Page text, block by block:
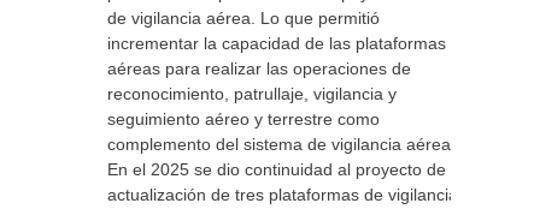
de vigilancia aérea. Lo que permitió
incrementar la capacidad de las plataformas
aéreas para realizar las operaciones de
reconocimiento, patrullaje, vigilancia y
seguimiento aéreo y terrestre como
complemento del sistema de vigilancia aérea.
En el 2025 se dio continuidad al proyecto de
actualización de tres plataformas de vigilancia